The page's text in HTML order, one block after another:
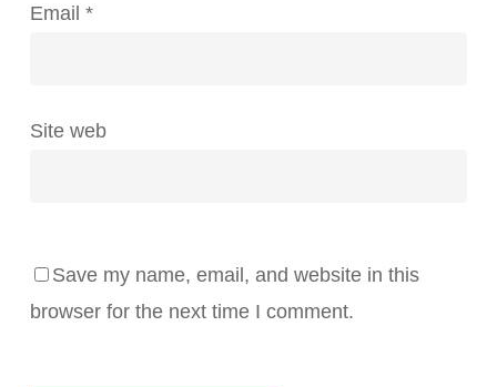
Email *
Site web
Save my name, email, and website in this
browser for the next time I comment.